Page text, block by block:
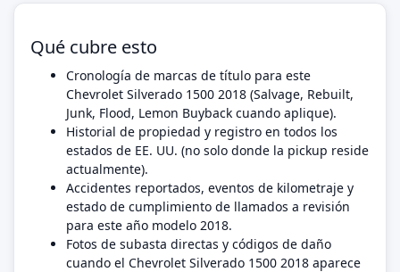
Qué cubre esto
Cronología de marcas de título para este
Chevrolet Silverado 1500 2018 (Salvage, Rebuilt,
Junk, Flood, Lemon Buyback cuando aplique).
Historial de propiedad y registro en todos los
estados de EE. UU. (no solo donde la pickup reside
actualmente).
Accidentes reportados, eventos de kilometraje y
estado de cumplimiento de llamados a revisión
para este año modelo 2018.
Fotos de subasta directas y códigos de daño
cuando el Chevrolet Silverado 1500 2018 aparece